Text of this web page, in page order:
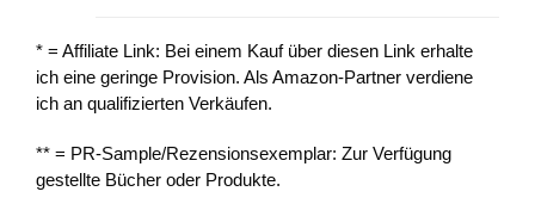
* = Affiliate Link: Bei einem Kauf über diesen Link erhalte
ich eine geringe Provision. Als Amazon-Partner verdiene
ich an qualifizierten Verkäufen.
** = PR-Sample/Rezensionsexemplar: Zur Verfügung
gestellte Bücher oder Produkte.